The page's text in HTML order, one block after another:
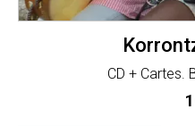
CD + Cartes.